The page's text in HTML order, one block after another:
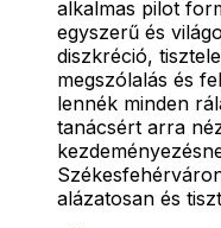
alkalmas pilot
egyszerű és
diszkréció,
megszólalás és
lennék minden
tanácsért arra
alázatosan és